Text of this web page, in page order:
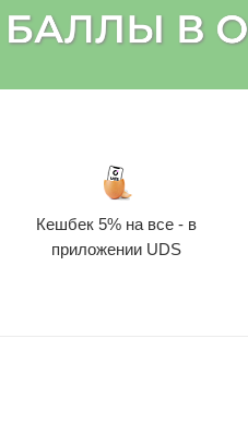
Кешбек 5% на все - в
приложении UDS